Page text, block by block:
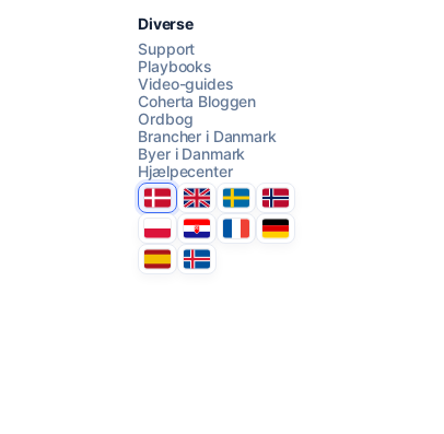
AI Campaign Assist
Diverse
Support
Playbooks
Video-guides
Coherta Bloggen
Ordbog
Brancher i Danmark
Byer i Danmark
Hjælpecenter
DanmarkUnited Kingdom
SverigeNorge
PolskaHrvatskaFranceDeutschland
EspanaÍsland